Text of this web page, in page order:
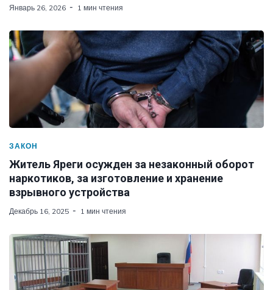
Январь 26, 2026 1 мин чтения
ЗАКОН
Житель Яреги осужден за незаконный оборот
наркотиков, за изготовление и хранение
взрывного устройства
Декабрь 16, 2025 1 мин чтения